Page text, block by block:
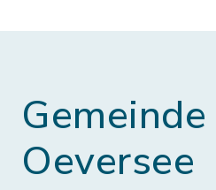
Gemeinde
Oeversee